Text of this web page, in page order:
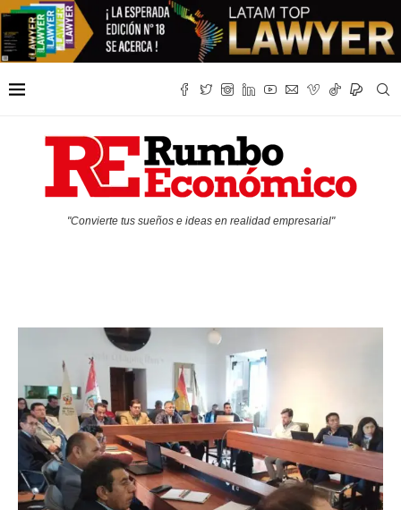
"Convierte tus sueños e ideas en realidad empresarial"